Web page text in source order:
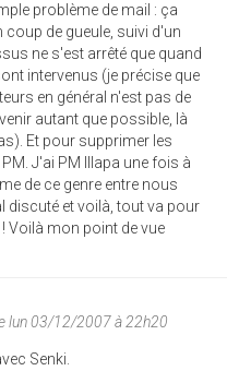
problème de mail : ça
de gueule, suivi d'un
ne s'est arrêté que quand
intervenus (je précise que
en général n'est pas de
autant que possible, là
Et pour supprimer les
J'ai PM Illapa une fois à
de ce genre entre nous
discuté et voilà, tout va pour
! Voilà mon point de vue
lun 03/12/2007 à 22h20
Senki.